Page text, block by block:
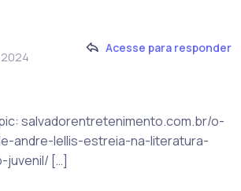
Acesse para responder
salvadorentretenimento.com.br/o-
andre-lellis-estreia-na-literatura-
juvenil/ […]